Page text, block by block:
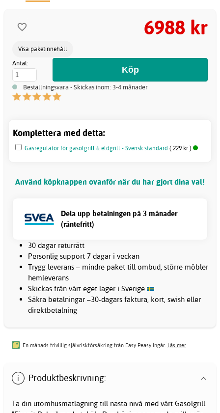
6988 kr
Visa paketinnehåll
Antal:
Beställningsvara - Skickas inom: 3-4 månader
Komplettera med detta:
Gasregulator för gasolgrill & eldgrill - Svensk standard ( 229 kr )
Använd köpknappen ovanför när du har gjort dina val!
Dela upp betalningen på 3 månader
(räntefritt)
30 dagar returrätt
Personlig support 7 dagar i veckan
Trygg leverans – mindre paket till ombud, större möbler
hemleverans
Skickas från vårt eget lager i Sverige
Säkra betalningar –30-dagars faktura, kort, swish eller
direktbetalning
En månads frivillig självriskförsäkring från Easy Peasy ingår. Läs mer
Produktbeskrivning:
Ta din utomhusmatlagning till nästa nivå med vårt Gasolgrill